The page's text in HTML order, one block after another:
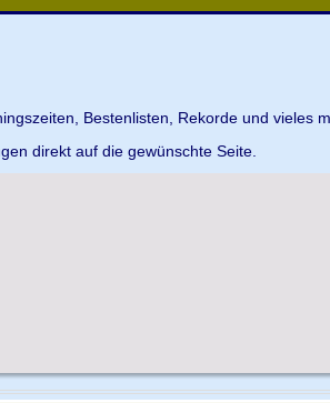
Bestenlisten, Rekorde und vieles
direkt auf die gewünschte Seite.